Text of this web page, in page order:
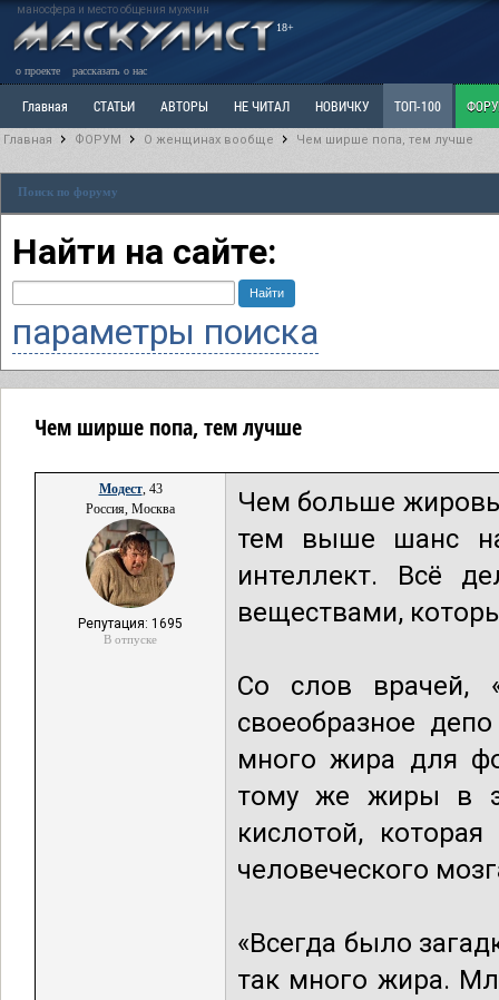
маносфера и место общения мужчин
18+
о проекте рассказать о нас
Главная СТАТЬИ АВТОРЫ НЕ ЧИТАЛ НОВИЧКУ ТОП-100
Ветка: Расстаюсь или Развожусь. САНЧАС Ветка: Наболевшее. Выскажись!
РАЗДЕЛ: Разное
Главная ФОРУМ О женщинах вообще Чем ширше попа, тем лучше
Поиск по форуму
Найти на сайте:
параметры поиска
Чем ширше попа, тем лучше
Модест, 43
Россия, Москва
Репутация: 1695
В отпуске
Чем больше
тем выше шанс
интеллект. Всё
веществами,
Со слов врачей,
своеобразное
много жира для
тому же жиры в
кислотой,
человеческого
«Всегда было
так много жира.